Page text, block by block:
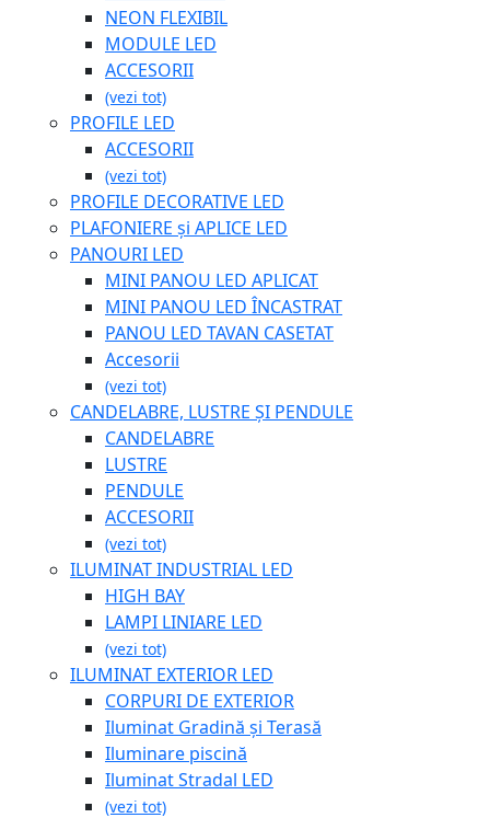
NEON FLEXIBIL
MODULE LED
ACCESORII
(vezi tot)
PROFILE LED
ACCESORII
(vezi tot)
PROFILE DECORATIVE LED
PLAFONIERE și APLICE LED
PANOURI LED
MINI PANOU LED APLICAT
MINI PANOU LED ÎNCASTRAT
PANOU LED TAVAN CASETAT
Accesorii
(vezi tot)
CANDELABRE, LUSTRE ȘI PENDULE
CANDELABRE
LUSTRE
PENDULE
ACCESORII
(vezi tot)
ILUMINAT INDUSTRIAL LED
HIGH BAY
LAMPI LINIARE LED
(vezi tot)
ILUMINAT EXTERIOR LED
CORPURI DE EXTERIOR
Iluminat Gradină și Terasă
Iluminare piscină
Iluminat Stradal LED
(vezi tot)